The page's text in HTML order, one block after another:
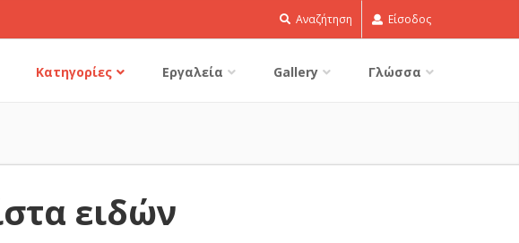
Αναζήτηση Είσοδος
Κατηγορίες Εργαλεία Gallery Γλώσσα
ειδών